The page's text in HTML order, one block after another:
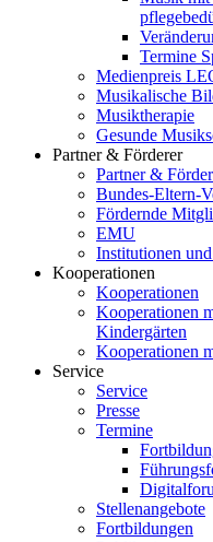
Termine
Medienpreis
Musikalische
Musiktherapie
Gesunde
Partner & Förderer
Partner &
Bundes-Eltern-
Fördernde
EMU
Institutionen
Kooperationen
Kooperationen
Kooperationen
Kindergärten
Kooperationen
Service
Service
Presse
Termine
Stellenangebote
Fortbildungen